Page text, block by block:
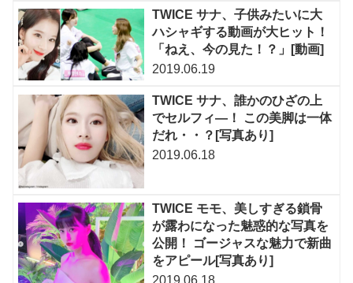
TWICE サナ、子供みたいに大
ハシャギする動画が大ヒット！
「ねえ、今の見た！？」[動画]
2019.06.19
TWICE サナ、誰かのひざの上
でセルフィ―！ この美脚は一体
だれ・・？[写真あり]
2019.06.18
TWICE モモ、美しすぎる鎖骨
が露わになった魅惑的な写真を
公開！ ゴージャスな魅力で新曲
をアピール[写真あり]
2019.06.18